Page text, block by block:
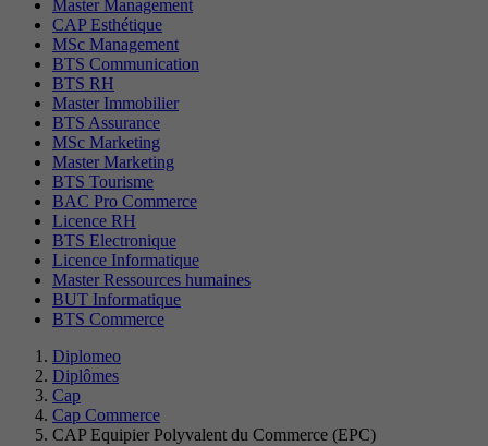
Master Management
CAP Esthétique
MSc Management
BTS Communication
BTS RH
Master Immobilier
BTS Assurance
MSc Marketing
Master Marketing
BTS Tourisme
BAC Pro Commerce
Licence RH
BTS Electronique
Licence Informatique
Master Ressources humaines
BUT Informatique
BTS Commerce
Diplomeo
Diplômes
Cap
Cap Commerce
CAP Equipier Polyvalent du Commerce (EPC)